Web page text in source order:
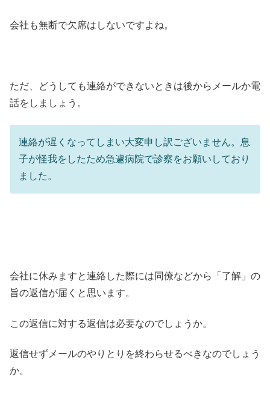
会社も無断で欠席はしないですよね。
ただ、どうしても連絡ができないときは後からメールか電
話をしましょう。
連絡が遅くなってしまい大変申し訳ございません。息
子が怪我をしたため急遽病院で診察をお願いしており
ました。
会社に休みますと連絡した際には同僚などから「了解」の
旨の返信が届くと思います。
この返信に対する返信は必要なのでしょうか。
返信せずメールのやりとりを終わらせるべきなのでしょう
か。